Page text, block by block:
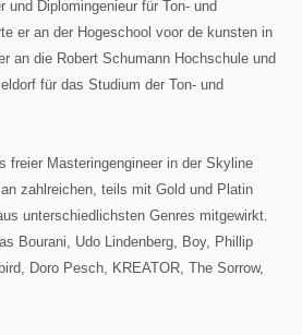
Diplomingenieur für Ton- und
er an der Hogeschool voor de kunsten in
an die Robert Schumann Hochschule und
für das Studium der Ton- und
freier Masteringengineer in der Skyline
zahlreichen, teils mit Gold und Platin
unterschiedlichsten Genres mitgewirkt.
Bourani, Udo Lindenberg, Boy, Phillip
Doro Pesch, KREATOR, The Sorrow,